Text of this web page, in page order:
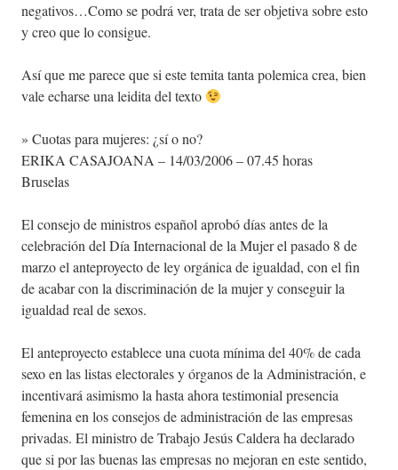
negativos…Como se podrá ver, trata de ser objetiva sobre esto
y creo que lo consigue.
Así que me parece que si este temita tanta polemica crea, bien
vale echarse una leidita del texto
» Cuotas para mujeres: ¿sí o no?
ERIKA CASAJOANA – 14/03/2006 – 07.45 horas
Bruselas
El consejo de ministros español aprobó días antes de la
celebración del Día Internacional de la Mujer el pasado 8 de
marzo el anteproyecto de ley orgánica de igualdad, con el fin
de acabar con la discriminación de la mujer y conseguir la
igualdad real de sexos.
El anteproyecto establece una cuota mínima del 40% de cada
sexo en las listas electorales y órganos de la Administración, e
incentivará asimismo la hasta ahora testimonial presencia
femenina en los consejos de administración de las empresas
privadas. El ministro de Trabajo Jesús Caldera ha declarado
que si por las buenas las empresas no mejoran en este sentido,